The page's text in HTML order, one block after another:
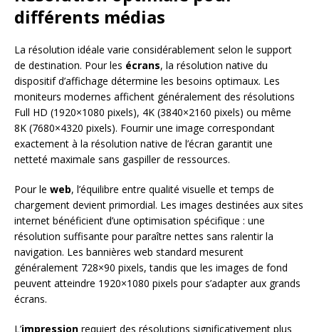
différents médias
La résolution idéale varie considérablement selon le support
de destination. Pour les écrans, la résolution native du
dispositif d’affichage détermine les besoins optimaux. Les
moniteurs modernes affichent généralement des résolutions
Full HD (1920×1080 pixels), 4K (3840×2160 pixels) ou même
8K (7680×4320 pixels). Fournir une image correspondant
exactement à la résolution native de l’écran garantit une
netteté maximale sans gaspiller de ressources.
Pour le web, l’équilibre entre qualité visuelle et temps de
chargement devient primordial. Les images destinées aux sites
internet bénéficient d’une optimisation spécifique : une
résolution suffisante pour paraître nettes sans ralentir la
navigation. Les bannières web standard mesurent
généralement 728×90 pixels, tandis que les images de fond
peuvent atteindre 1920×1080 pixels pour s’adapter aux grands
écrans.
L’impression requiert des résolutions significativement plus